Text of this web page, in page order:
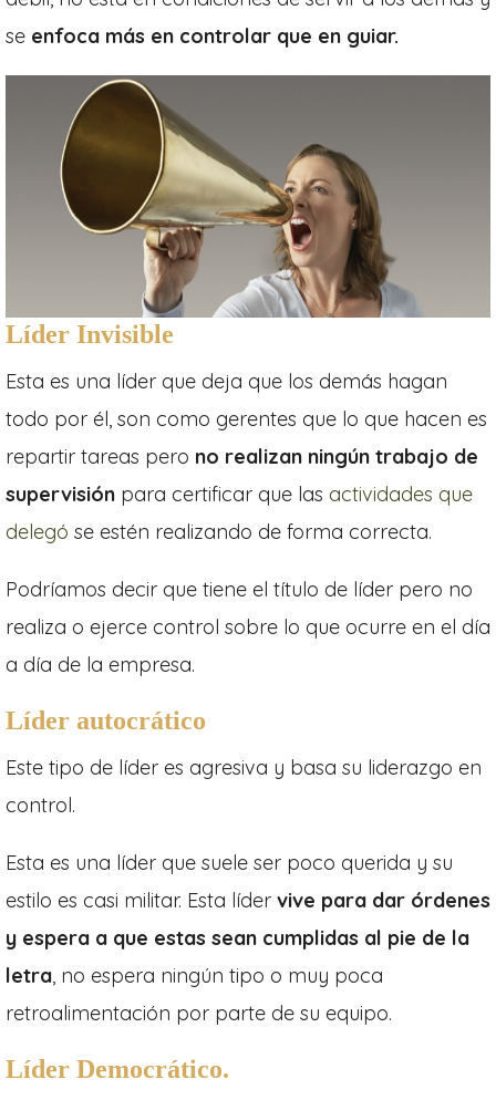
se enfoca más en controlar que en guiar.
Líder Invisible
Esta es una líder que deja que los demás hagan
todo por él, son como gerentes que lo que hacen es
repartir tareas pero no realizan ningún trabajo de
supervisión para certificar que las actividades que
delegó se estén realizando de forma correcta.
Podríamos decir que tiene el título de líder pero no
realiza o ejerce control sobre lo que ocurre en el día
a día de la empresa.
Líder autocrático
Este tipo de líder es agresiva y basa su liderazgo en
control.
Esta es una líder que suele ser poco querida y su
estilo es casi militar. Esta líder vive para dar órdenes
y espera a que estas sean cumplidas al pie de la
letra, no espera ningún tipo o muy poca
retroalimentación por parte de su equipo.
Líder Democrático.